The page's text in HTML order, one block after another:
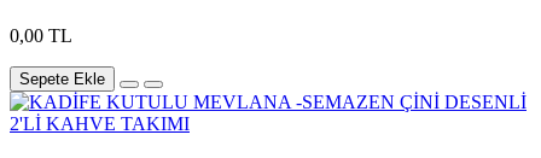
0,00 TL
Sepete Ekle